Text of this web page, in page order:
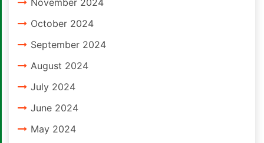
October 2024
September 2024
August 2024
July 2024
June 2024
May 2024